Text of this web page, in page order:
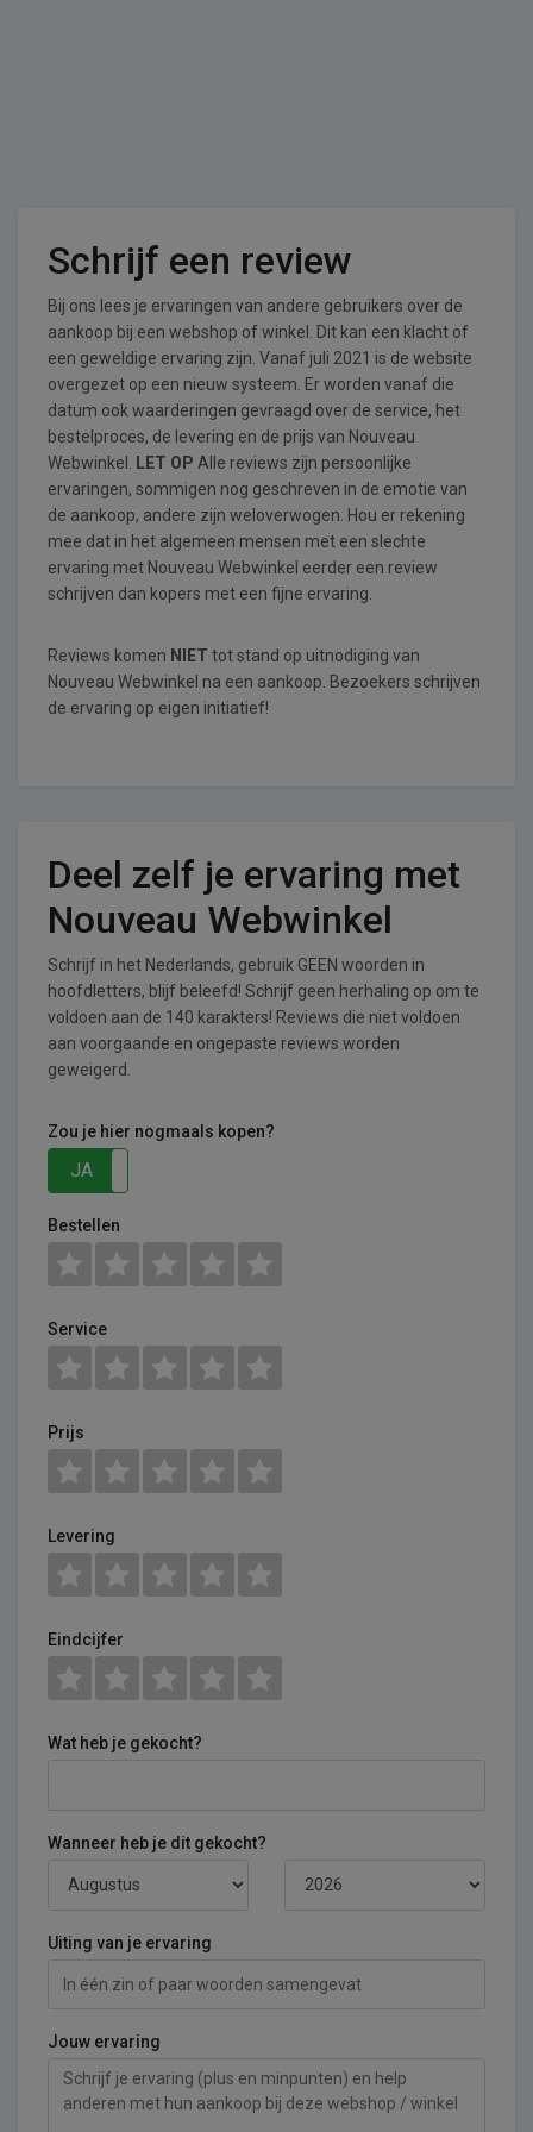
Schrijf een review
Bij ons lees je ervaringen van andere gebruikers over de
aankoop bij een webshop of winkel. Dit kan een klacht of
een geweldige ervaring zijn. Vanaf juli 2021 is de website
overgezet op een nieuw systeem. Er worden vanaf die
datum ook waarderingen gevraagd over de service, het
bestelproces, de levering en de prijs van Nouveau
Webwinkel.
LET OP Alle reviews zijn persoonlijke
ervaringen, sommigen nog geschreven in de emotie van
de aankoop, andere zijn weloverwogen. Hou er rekening
mee dat in het algemeen mensen met een slechte
ervaring met Nouveau Webwinkel eerder een review
schrijven dan kopers met een fijne ervaring.
Reviews komen NIET tot stand op uitnodiging van
Nouveau Webwinkel na een aankoop. Bezoekers schrijven
de ervaring op eigen initiatief!
Deel zelf je ervaring met
Nouveau Webwinkel
Schrijf in het Nederlands, gebruik GEEN woorden in
hoofdletters, blijf beleefd! Schrijf geen herhaling op om te
voldoen aan de 140 karakters! Reviews die niet voldoen
aan voorgaande en ongepaste reviews worden
geweigerd.
Zou je hier nogmaals kopen?
JA
Bestellen
Service
Prijs
Levering
Eindcijfer
Wat heb je gekocht?
Wanneer heb je dit gekocht?
Uiting van je ervaring
Jouw ervaring